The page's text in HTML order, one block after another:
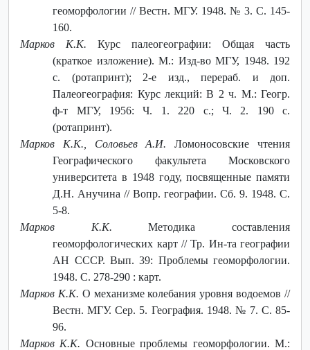
геоморфологии // Вестн. МГУ. 1948. № 3. С. 145-
160.
Марков К.К. Курс палеогеографии: Общая часть
(краткое изложение). М.: Изд-во МГУ, 1948. 192
с. (ротапринт); 2-е изд., перераб. и доп.
Палеогеография: Курс лекций: В 2 ч. М.: Геогр.
ф-т МГУ, 1956: Ч. 1. 220 с.; Ч. 2. 190 с.
(ротапринт).
Марков К.К., Соловьев А.И.Ломоносовские чтения
Географического факультета Московского
университета в 1948 году, посвященные памяти
Д.Н. Анучина // Вопр. географии. Сб. 9. 1948. С.
5-8.
Марков К.К. Методика составления
геоморфологических карт // Тр. Ин-та географии
АН СССР. Вып. 39: Проблемы геоморфологии.
1948. С. 278-290 : карт.
Марков К.К. О механизме колебания уровня водоемов //
Вестн. МГУ. Сер. 5. География. 1948. № 7. С. 85-
96.
Марков К.К. Основные проблемы геоморфологии. М.: